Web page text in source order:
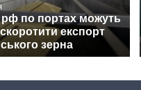
по портах можуть
скоротити експорт
зерна